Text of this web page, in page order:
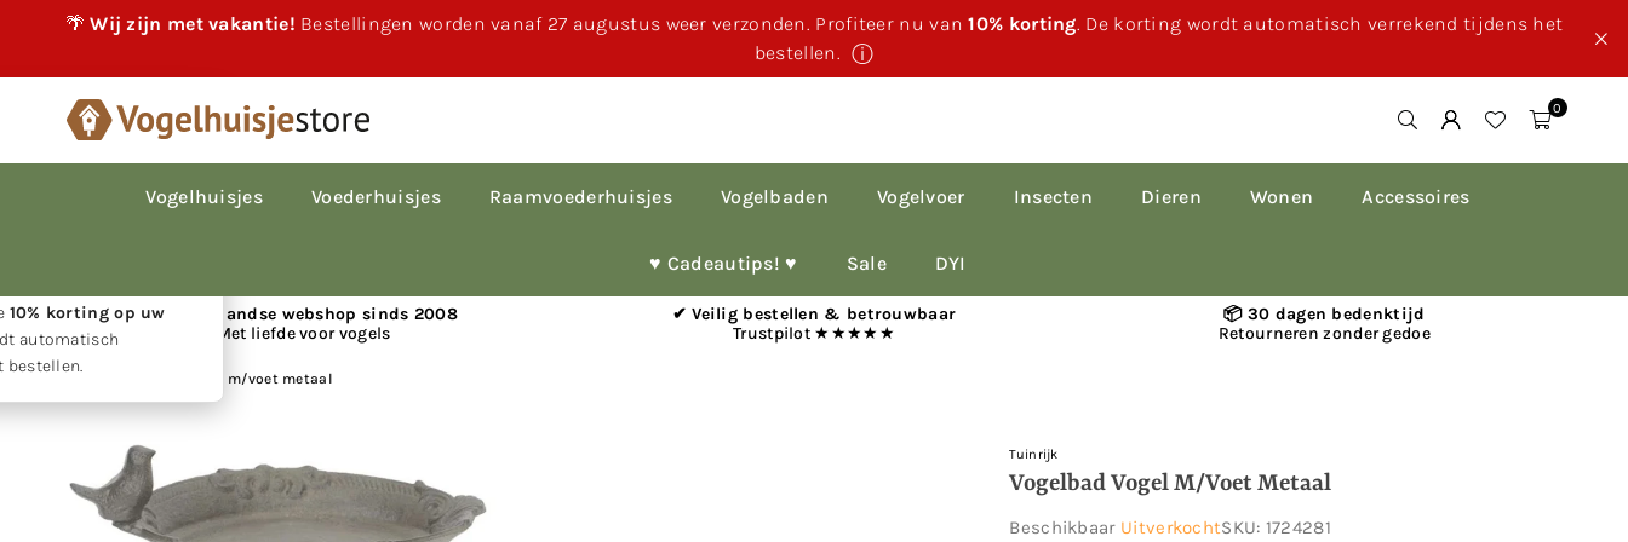
🌴Wij zijn met vakantie! Bestellingen worden vanaf 27 augustus weer verzonden. Profiteer nu van10% korting. De korting wordt automatisch verrekend tijdens het
bestellen. ⓘ
×
gewoon
bestellingen worden
10% korting op uw
automatisch
bestellen.
0
Vogelhuisjes Voederhuisjes Raamvoederhuisjes Vogelbaden Vogelvoer Insecten Dieren Wonen Accessoires
♥︎ Cadeautips! ♥︎ Sale DYI
📍 Nederlandse webshop sinds 2008
Met liefde voor vogels
✔ Veilig bestellen & betrouwbaar
Trustpilot ★★★★★
📦 30 dagen bedenktijd
Retourneren zonder gedoe
Vogelbad Vogel m/voet metaal
Tuinrijk
Vogelbad Vogel M/voet Metaal
Beschikbaar UitverkochtSKU: 1724281